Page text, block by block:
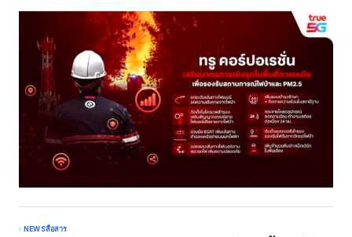
NEWSสื่อสาร